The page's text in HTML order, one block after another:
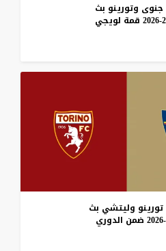
جنوى وتورينو بث
قمة لويجي
تورينو وليتشي بث
ضمن الدوري